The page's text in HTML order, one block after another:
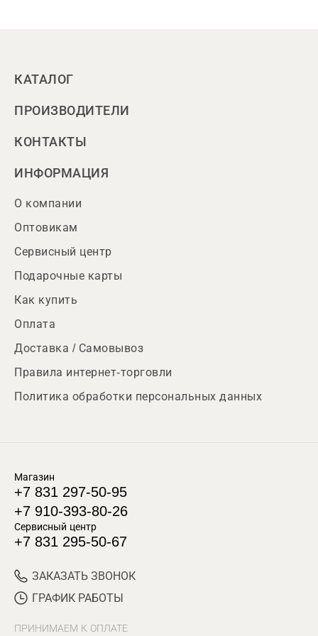
КАТАЛОГ
ПРОИЗВОДИТЕЛИ
КОНТАКТЫ
ИНФОРМАЦИЯ
О компании
Оптовикам
Сервисный центр
Подарочные карты
Как купить
Оплата
Доставка / Самовывоз
Правила интернет-торговли
Политика обработки персональных данных
Магазин
+7 831 297-50-95
+7 910-393-80-26
Сервисный центр
+7 831 295-50-67
ЗАКАЗАТЬ ЗВОНОК
ГРАФИК РАБОТЫ
ПРИНИМАЕМ К ОПЛАТЕ